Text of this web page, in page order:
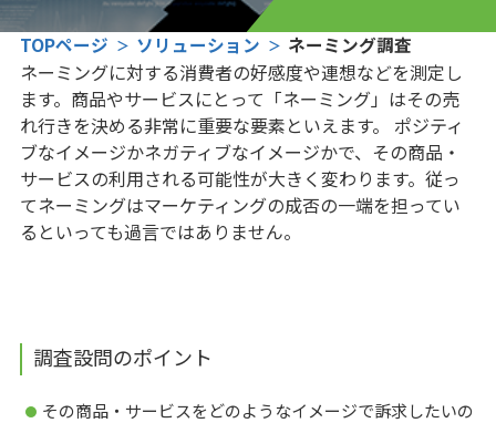
TOPページ ソリューション ネーミング調査
ネーミングに対する消費者の好感度や連想などを測定し
ます。商品やサービスにとって「ネーミング」はその売
れ行きを決める非常に重要な要素といえます。 ポジティ
ブなイメージかネガティブなイメージかで、その商品・
サービスの利用される可能性が大きく変わります。従っ
てネーミングはマーケティングの成否の一端を担ってい
るといっても過言ではありません。
調査設問のポイント
その商品・サービスをどのようなイメージで訴求したいの